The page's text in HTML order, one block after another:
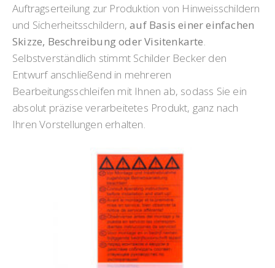
Auftragserteilung zur Produktion von Hinweisschildern
und Sicherheitsschildern,auf Basis einer einfachen
Skizze, Beschreibung oder Visitenkarte.
Selbstverständlich stimmt Schilder Becker den
Entwurf anschließend in mehreren
Bearbeitungsschleifen mit Ihnen ab, sodass Sie ein
absolut präzise verarbeitetes Produkt, ganz nach
Ihren Vorstellungen erhalten.